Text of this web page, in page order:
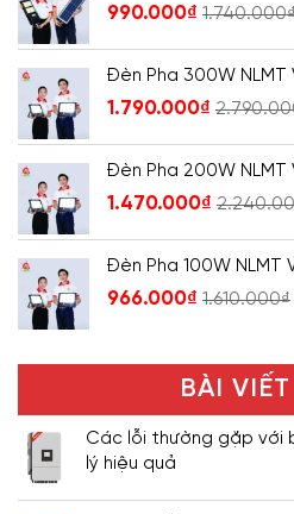
990.000₫ 1.740.000
Đèn Pha 300W NLMT
1.790.000₫
Đèn Pha 200W NLMT
1.470.000₫
Đèn Pha 100W NLMT
966.000₫ 1.610.000₫
BÀI
Các lỗi thường gặp với
lý hiệu quả